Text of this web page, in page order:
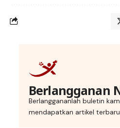
Berlangganan
Berlanggananlah buletin
mendapatkan artikel